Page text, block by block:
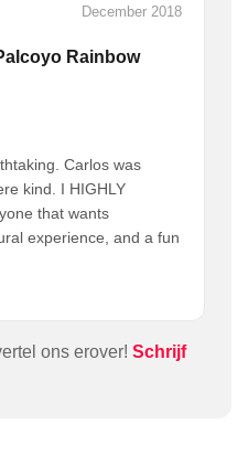
December 2018
Rainbow
Carlos was
kind. I HIGHLY
that wants
experience, and a fun
ons erover! Schrijf